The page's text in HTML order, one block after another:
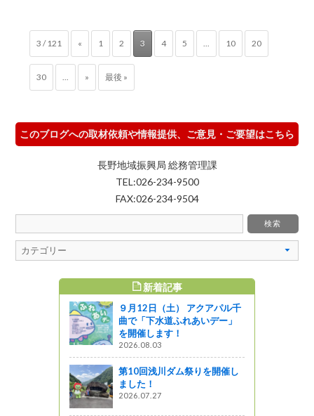
3 / 121 « 1 2 3 4 5 10 20
30 » 最後 »
このブログへの取材依頼や情報提供、ご意見・ご要望はこちら
長野地域振興局 総務管理課
TEL:026-234-9500
FAX:026-234-9504
新着記事
９月12日（土） アクアパル千
曲で「下水道ふれあいデー」
を開催します！
2026.08.03
第10回浅川ダム祭りを開催し
ました！
2026.07.27